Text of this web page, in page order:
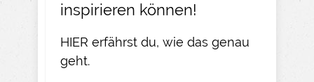
inspirieren können!
HIER erfährst du, wie das genau
geht.​